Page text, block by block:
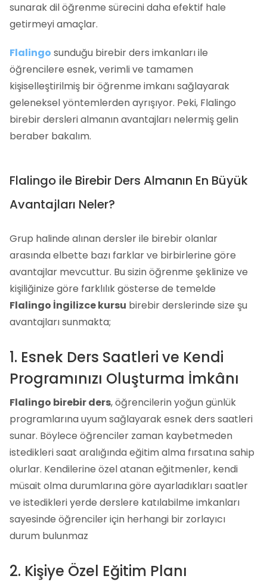
sunarak dil öğrenme sürecini daha efektif hale
getirmeyi amaçlar.
Flalingo sunduğu birebir ders imkanları ile
öğrencilere esnek, verimli ve tamamen
kişiselleştirilmiş bir öğrenme imkanı sağlayarak
geleneksel yöntemlerden ayrışıyor. Peki, Flalingo
birebir dersleri almanın avantajları nelermiş gelin
beraber bakalım.
Flalingo ile Birebir Ders Almanın En Büyük
Avantajları Neler?
Grup halinde alınan dersler ile birebir olanlar
arasında elbette bazı farklar ve birbirlerine göre
avantajlar mevcuttur. Bu sizin öğrenme şeklinize ve
kişiliğinize göre farklılık gösterse de temelde
Flalingo İngilizce kursu birebir derslerinde size şu
avantajları sunmakta;
1. Esnek Ders Saatleri ve Kendi
Programınızı Oluşturma İmkânı
Flalingo birebir ders, öğrencilerin yoğun günlük
programlarına uyum sağlayarak esnek ders saatleri
sunar. Böylece öğrenciler zaman kaybetmeden
istedikleri saat aralığında eğitim alma fırsatına sahip
olurlar. Kendilerine özel atanan eğitmenler, kendi
müsait olma durumlarına göre ayarladıkları saatler
ve istedikleri yerde derslere katılabilme imkanları
sayesinde öğrenciler için herhangi bir zorlayıcı
durum bulunmaz
2. Kişiye Özel Eğitim Planı